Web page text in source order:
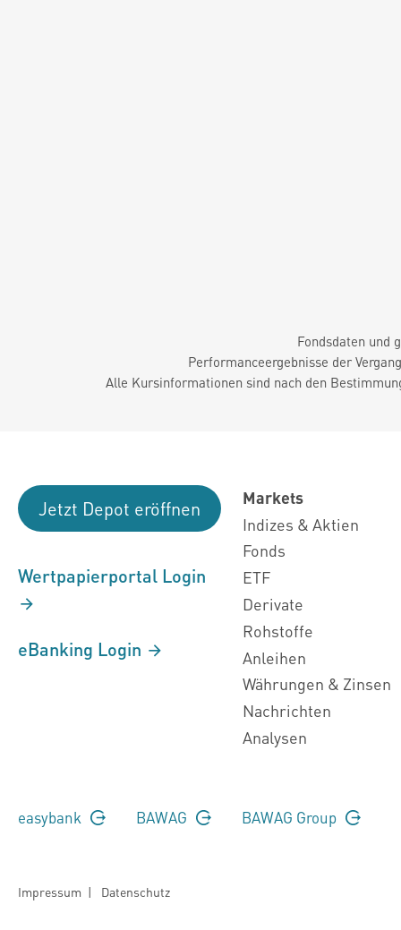
Fondsdaten und
Performanceergebnisse der
Alle Kursinformationen sind nach den
Jetzt Depot eröffnen
Wertpapierportal Login
eBanking Login
Markets
Indizes & Aktien
Fonds
ETF
Derivate
Rohstoffe
Anleihen
Währungen & Zinsen
Nachrichten
Analysen
easybank BAWAG BAWAG Group
Impressum | Datenschutz